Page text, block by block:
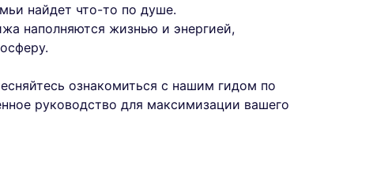
найдет что-то по душе.
наполняются жизнью и энергией,
ознакомиться с нашим гидом по
руководство для максимизации вашего